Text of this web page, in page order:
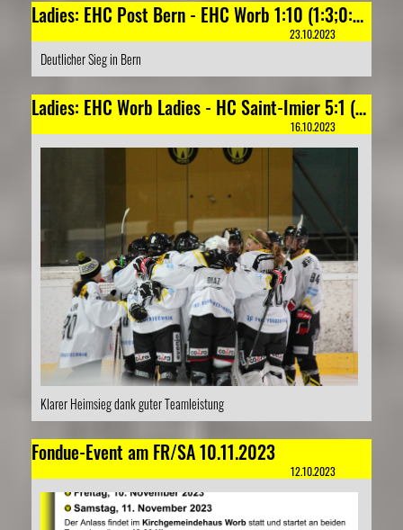
Ladies: EHC Post Bern - EHC Worb 1:10 (1:3;0:3;0:4)
23.10.2023
Deutlicher Sieg in Bern
Ladies: EHC Worb Ladies - HC Saint-Imier 5:1 (2:1;2:0;1:0)
16.10.2023
Klarer Heimsieg dank guter Teamleistung
Fondue-Event am FR/SA 10.11.2023
12.10.2023